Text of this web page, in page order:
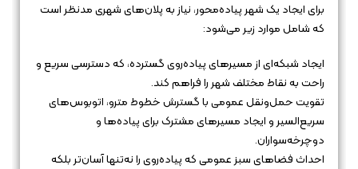
برای ایجاد یک شهر پیاده‌محور، نیاز به پلان‌های شهری مدنظر است
که شامل موارد زیر می‌شود:
ایجاد شبکه‌ای از مسیرهای پیاده‌روی گسترده، که دسترسی سریع و
راحت به نقاط مختلف شهر را فراهم کند.
تقویت حمل‌ونقل عمومی با گسترش خطوط مترو، اتوبوس‌های
سریع‌السیر و ایجاد مسیرهای مشترک برای پیاده‌ها و
دوچرخه‌سواران.
احداث فضاهای سبز عمومی که پیاده‌روی را نه‌تنها آسان‌تر بلکه